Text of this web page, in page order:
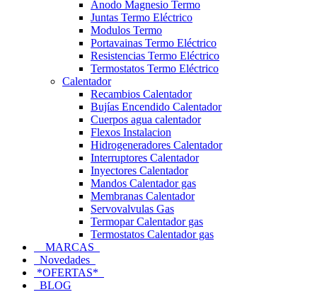
Anodo Magnesio Termo
Juntas Termo Eléctrico
Modulos Termo
Portavainas Termo Eléctrico
Resistencias Termo Eléctrico
Termostatos Termo Eléctrico
Calentador
Recambios Calentador
Bujías Encendido Calentador
Cuerpos agua calentador
Flexos Instalacion
Hidrogeneradores Calentador
Interruptores Calentador
Inyectores Calentador
Mandos Calentador gas
Membranas Calentador
Servovalvulas Gas
Termopar Calentador gas
Termostatos Calentador gas
MARCAS
Novedades
*OFERTAS*
BLOG